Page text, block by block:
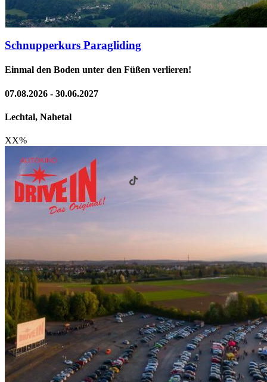
Schnupperkurs Paragliding
Einmal den Boden unter den Füßen verlieren!
07.08.2026 - 30.06.2027
Lechtal, Nahetal
XX%